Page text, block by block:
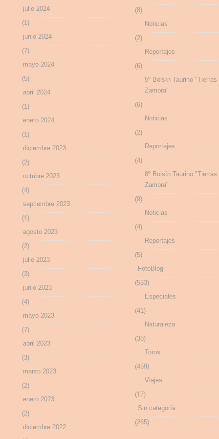
julio 2024
(1)
junio 2024
(7)
mayo 2024
(5)
abril 2024
(1)
enero 2024
(1)
diciembre 2023
(2)
octubre 2023
(4)
septiembre 2023
(1)
agosto 2023
(2)
julio 2023
(3)
junio 2023
(4)
mayo 2023
(7)
abril 2023
(3)
marzo 2023
(2)
enero 2023
(2)
diciembre 2022
(8)
Noticias
(2)
Reportajes
(6)
5º Bolsín Taurino "Tierras
Zamora"
(6)
Noticias
(2)
Reportajes
(4)
8º Bolsín Taurino "Tierras
Zamora"
(9)
Noticias
(4)
Reportajes
(5)
FotoBlog
(553)
Especiales
(41)
Naturaleza
(38)
Toros
(459)
Viajes
(17)
Sin categoría
(265)